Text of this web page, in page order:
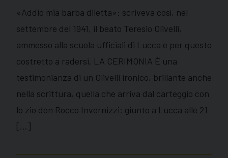
«Addio mia barba diletta»: scriveva così, nel
settembre del 1941, il beato Teresio Olivelli,
ammesso alla scuola ufficiali di Lucca e per questo
costretto a radersi. LA CERIMONIA È una
testimonianza di un Olivelli ironico, brillante anche
nella scrittura, quella che arriva dal carteggio con
lo zio don Rocco Invernizzi: giunto a Lucca alle 21
[…]